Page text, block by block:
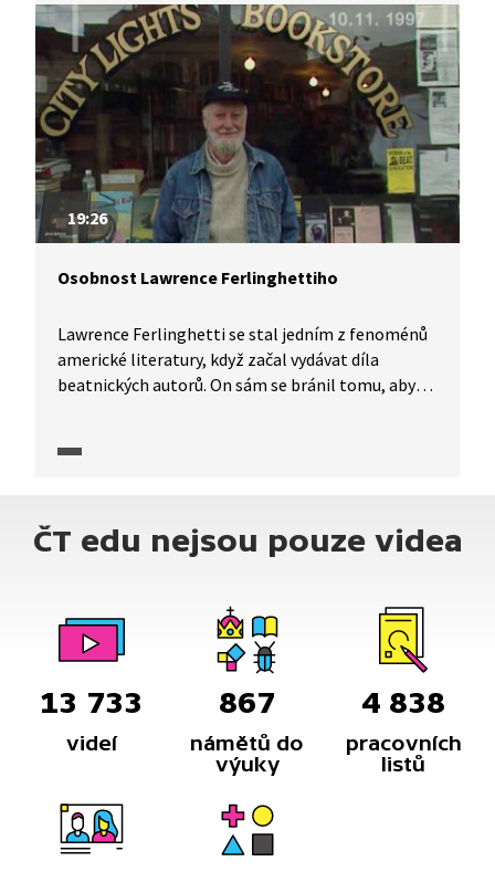
Josefa Rauvolfa, ale také o záběry z filmových
adaptací autorových knih.
19:26
Osobnost Lawrence Ferlinghettiho
Lawrence Ferlinghetti se stal jedním z fenoménů
americké literatury, když začal vydávat díla
beatnických autorů. On sám se bránil tomu, aby
a literární dílo komentují překladatel Josef
návštěvě Prahy.
ČT edu nejsou pouze videa
13 733
videí
867
námětů do
výuky
4 838
pracovních
listů